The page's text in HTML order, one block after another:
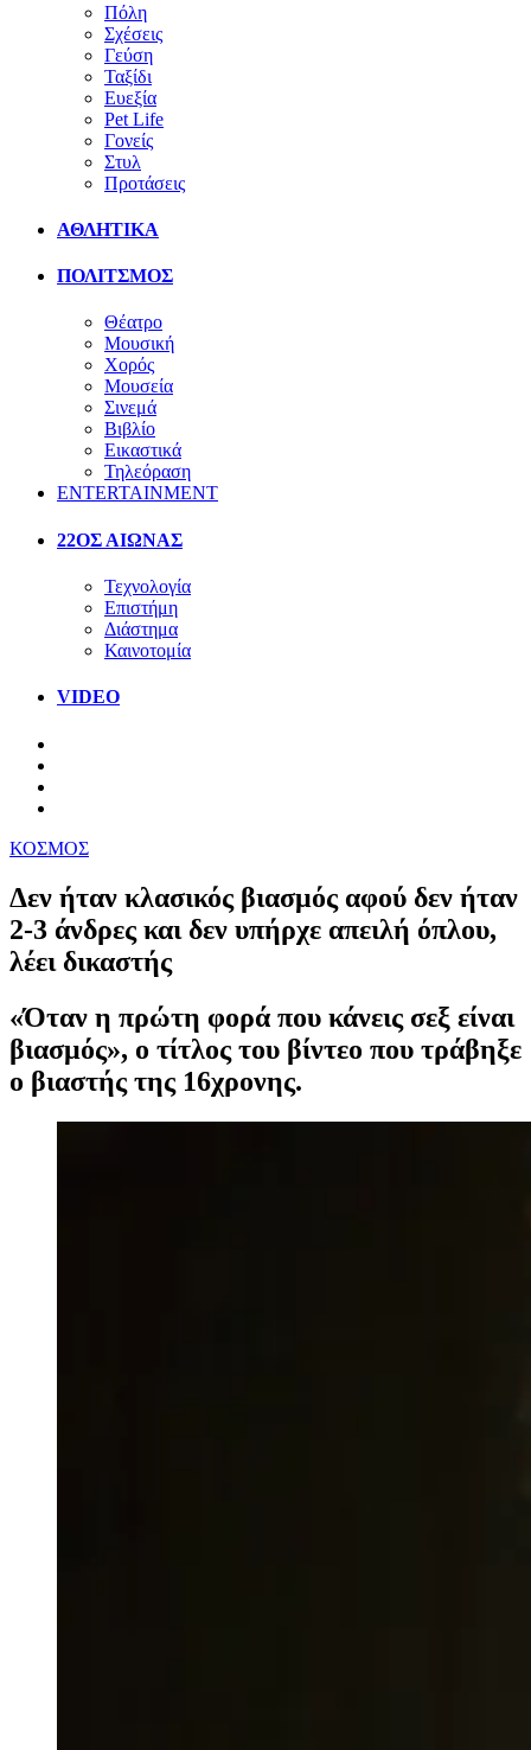
Πόλη
Σχέσεις
Γεύση
Ταξίδι
Ευεξία
Pet Life
Γονείς
Στυλ
Προτάσεις
ΑΘΛΗΤΙΚΑ
ΠΟΛΙΤΣΜΟΣ
Θέατρο
Μουσική
Χορός
Μουσεία
Σινεμά
Βιβλίο
Εικαστικά
Τηλεόραση
ENTERTAINMENT
22ΟΣ ΑΙΩΝΑΣ
Τεχνολογία
Επιστήμη
Διάστημα
Καινοτομία
VIDEO
ΚΟΣΜΟΣ
Δεν ήταν κλασικός βιασμός αφού δεν ήταν
2-3 άνδρες και δεν υπήρχε απειλή όπλου,
λέει δικαστής
«Όταν η πρώτη φορά που κάνεις σεξ είναι
βιασμός», ο τίτλος του βίντεο που τράβηξε
ο βιαστής της 16χρονης.